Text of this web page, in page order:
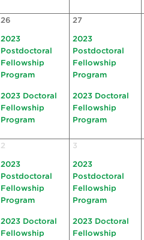
26
2023
Postdoctoral
Fellowship
Program
2023 Doctoral
Fellowship
Program
27
2023
Postdoctoral
Fellowship
Program
2023 Doctoral
Fellowship
Program
2
2023
Postdoctoral
Fellowship
Program
2023 Doctoral
Fellowship
3
2023
Postdoctoral
Fellowship
Program
2023 Doctoral
Fellowship